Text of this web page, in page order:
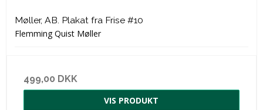
Møller, AB. Plakat fra Frise #10
Flemming Quist Møller
499,00 DKK
VIS PRODUKT